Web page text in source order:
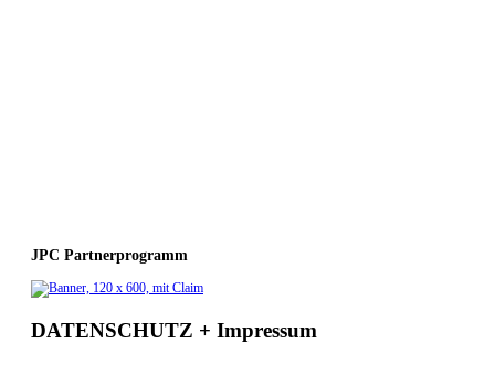
JPC Partnerprogramm
DATENSCHUTZ + Impressum